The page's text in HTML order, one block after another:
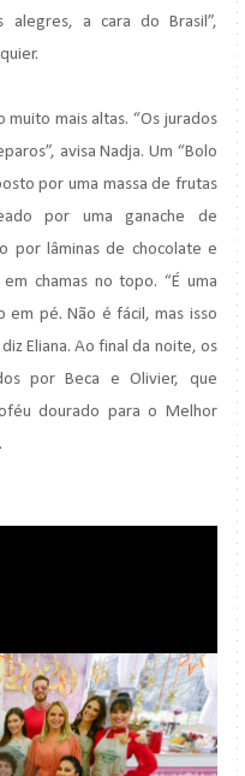
alegres, a cara do Brasil”,
muito mais altas. “Os jurados
avisa Nadja. Um “Bolo
por uma massa de frutas
por uma ganache de
por lâminas de chocolate e
chamas no topo. “É uma
pé. Não é fácil, mas isso
Eliana. Ao final da noite, os
por Beca e Olivier, que
dourado para o Melhor